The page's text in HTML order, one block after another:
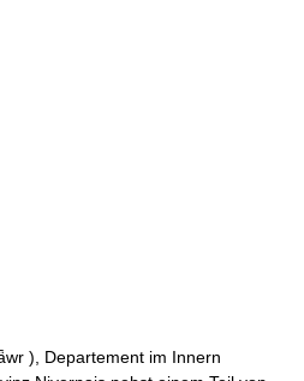
), Departement im Innern